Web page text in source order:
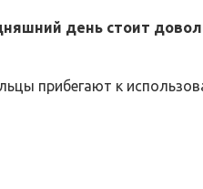
день стоит
прибегают к